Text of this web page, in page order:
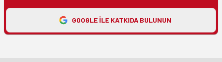
GOOGLE ILE KATKIDA BULUNUN